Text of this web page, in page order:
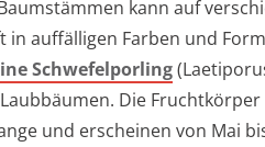
kann auf
in auffälligen Farben und
Schwefelporling
Die Fruchtkörper
und erscheinen von Mai